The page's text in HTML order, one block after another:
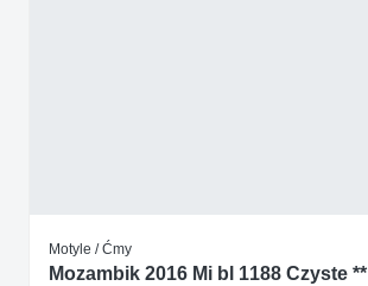
Motyle / Ćmy
Mozambik 2016 Mi bl 1188 Czyste **